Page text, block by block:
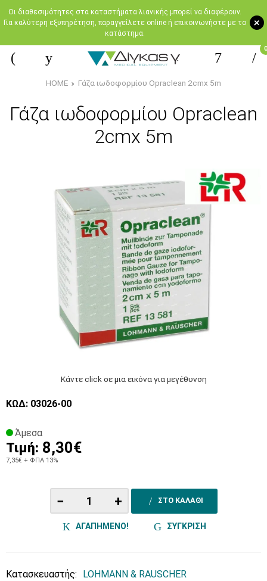
+
Oι διαθεσιμότητες στα καταστήματα λιανικής μπορεί να διαφέρουν.
Για καλύτερη εξυπηρέτηση, παραγγείλετε online ή επικοινωνήστε με το
κατάστημα.
0
HOME Γάζα ιωδοφορμίου Opraclean 2cmx 5m
Γάζα ιωδοφορμίου Opraclean
2cmx 5m
Κάντε click σε μια εικόνα για μεγέθυνση
ΚΩΔ: 03026-00
Άμεσα
Τιμή: 8,30€
7,35€ + ΦΠΑ 13%
− + ΣΤΟ ΚΑΛΑΘΙ
ΑΓΑΠΗΜΕΝΟ! ΣΥΓΚΡΙΣΗ
Κατασκευαστής:
LOHMANN & RAUSCHER